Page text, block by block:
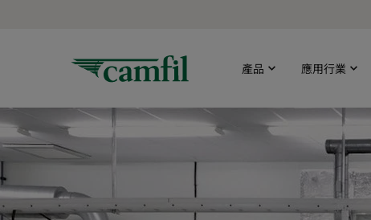
產品 應用行業